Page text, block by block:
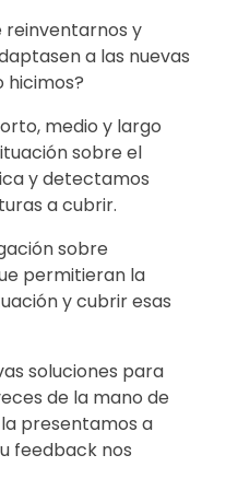
reinventarnos y
a las nuevas
hicimos?
medio y largo
sobre el
y detectamos
a cubrir.
sobre
permitieran la
y cubrir esas
soluciones para
de la mano de
presentamos a
feedback nos